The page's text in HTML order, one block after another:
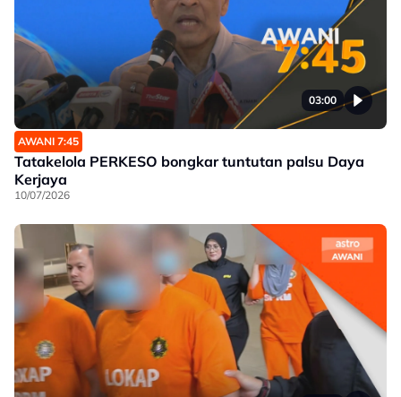
03:00
AWANI 7:45
Tatakelola PERKESO bongkar tuntutan palsu Daya
Kerjaya
10/07/2026